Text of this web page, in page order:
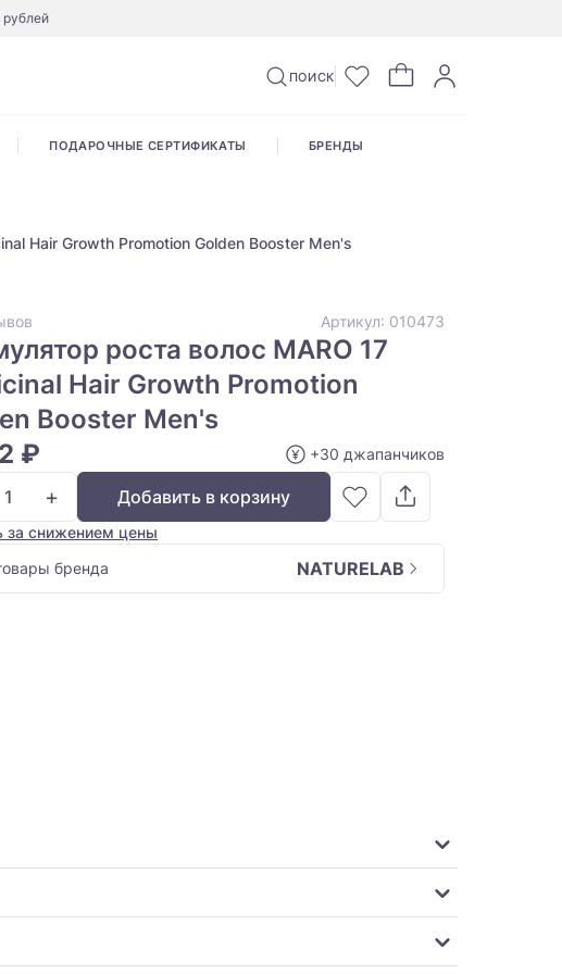
ПОИСК
ПОДАРОЧНЫЕ СЕРТИФИКАТЫ БРЕНДЫ
Hair Growth Promotion Golden Booster Men's
Артикул: 010473
роста волос MARO 17
Hair Growth Promotion
Booster Men's
₽
+30 джапанчиков
+ Добавить в корзину
за снижением цены
бренда
NATURELAB